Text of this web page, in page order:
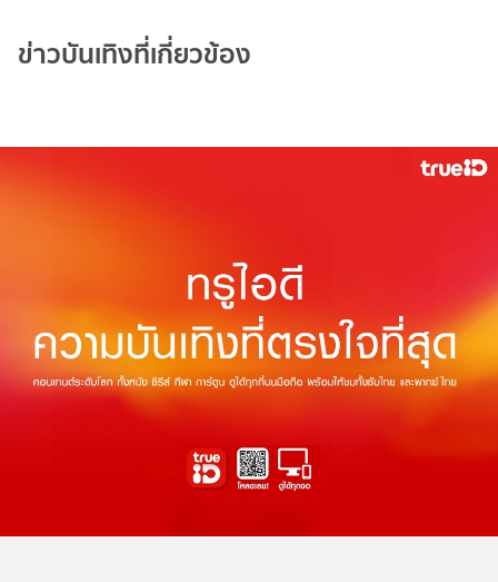
ข่าวบันเทิงที่เกี่ยวข้อง